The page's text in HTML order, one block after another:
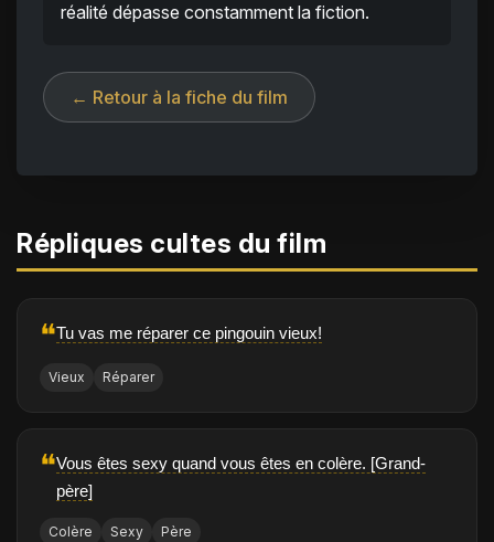
réalité dépasse constamment la fiction.
← Retour à la fiche du film
Répliques cultes du film
❝Tu vas me réparer ce pingouin vieux!
Vieux Réparer
❝Vous êtes sexy quand vous êtes en colère. [Grand-
père]
Colère Sexy Père